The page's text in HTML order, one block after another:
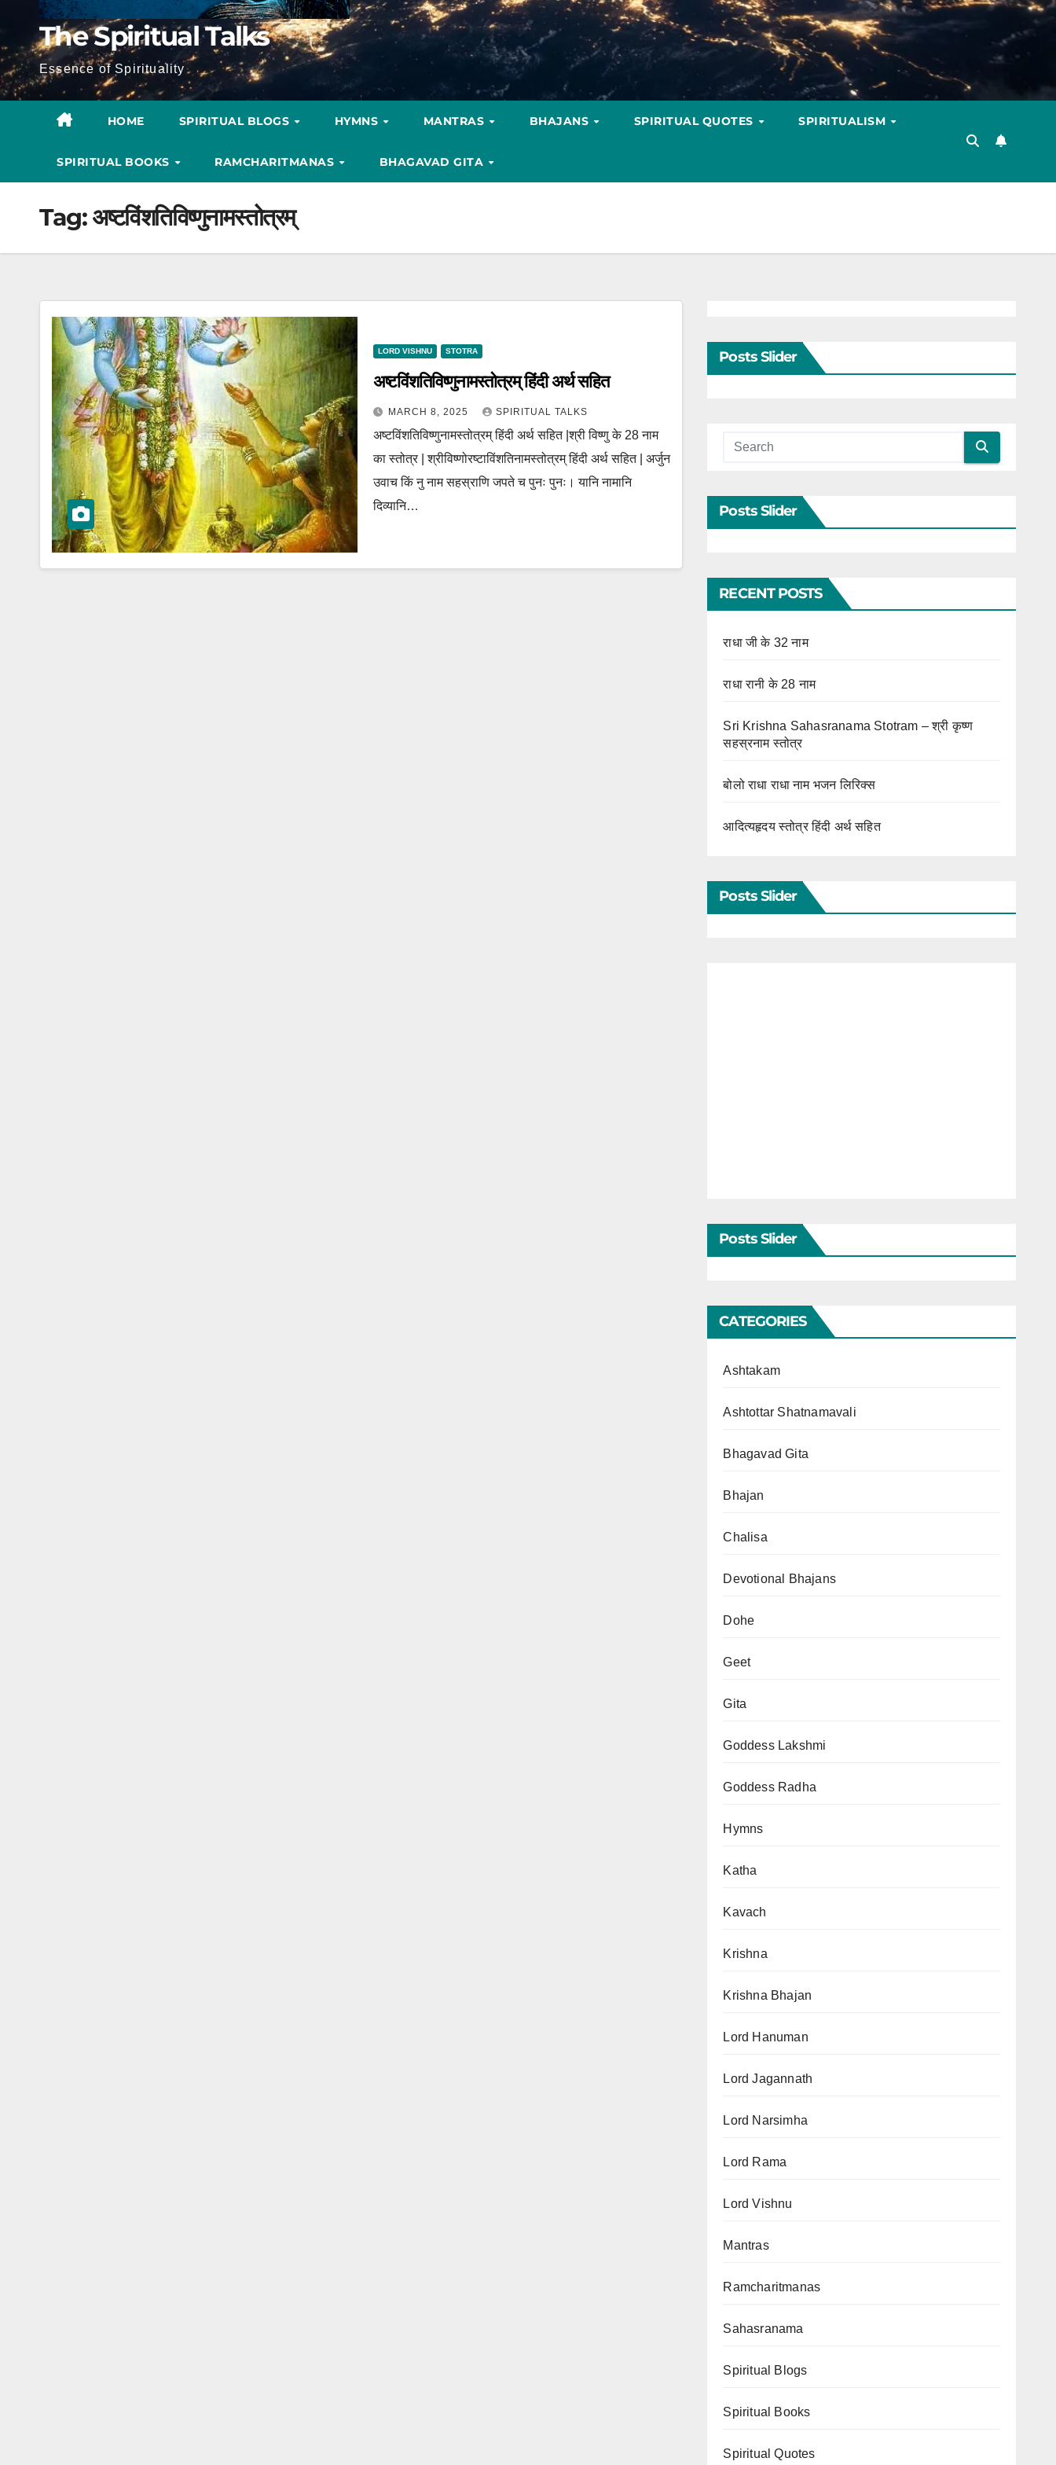
The Spiritual Talks
Essence of Spirituality
HOME SPIRITUAL BLOGS HYMNS MANTRAS BHAJANS SPIRITUAL QUOTES SPIRITUALISM
SPIRITUAL BOOKS RAMCHARITMANAS BHAGAVAD GITA
Tag:अष्टविंशतिविष्णुनामस्तोत्रम्
LORD VISHNU STOTRA
अष्टविंशतिविष्णुनामस्तोत्रम् हिंदी अर्थ सहित
MARCH 8, 2025 SPIRITUAL TALKS
अष्टविंशतिविष्णुनामस्तोत्रम् हिंदी अर्थ सहित |श्री विष्णु के 28 नाम
का स्तोत्र | श्रीविष्णोरष्टाविंशतिनामस्तोत्रम् हिंदी अर्थ सहित | अर्जुन
उवाच किं नु नाम सहस्राणि जपते च पुनः पुनः। यानि नामानि
दिव्यानि…
Posts Slider
Posts Slider
RECENT POSTS
राधा जी के 32 नाम
राधा रानी के 28 नाम
Sri Krishna Sahasranama Stotram – श्री कृष्ण
सहस्रनाम स्तोत्र
बोलो राधा राधा नाम भजन लिरिक्स
आदित्यहृदय स्तोत्र हिंदी अर्थ सहित
Posts Slider
Posts Slider
CATEGORIES
Ashtakam
Ashtottar Shatnamavali
Bhagavad Gita
Bhajan
Chalisa
Devotional Bhajans
Dohe
Geet
Gita
Goddess Lakshmi
Goddess Radha
Hymns
Katha
Kavach
Krishna
Krishna Bhajan
Lord Hanuman
Lord Jagannath
Lord Narsimha
Lord Rama
Lord Vishnu
Mantras
Ramcharitmanas
Sahasranama
Spiritual Blogs
Spiritual Books
Spiritual Quotes